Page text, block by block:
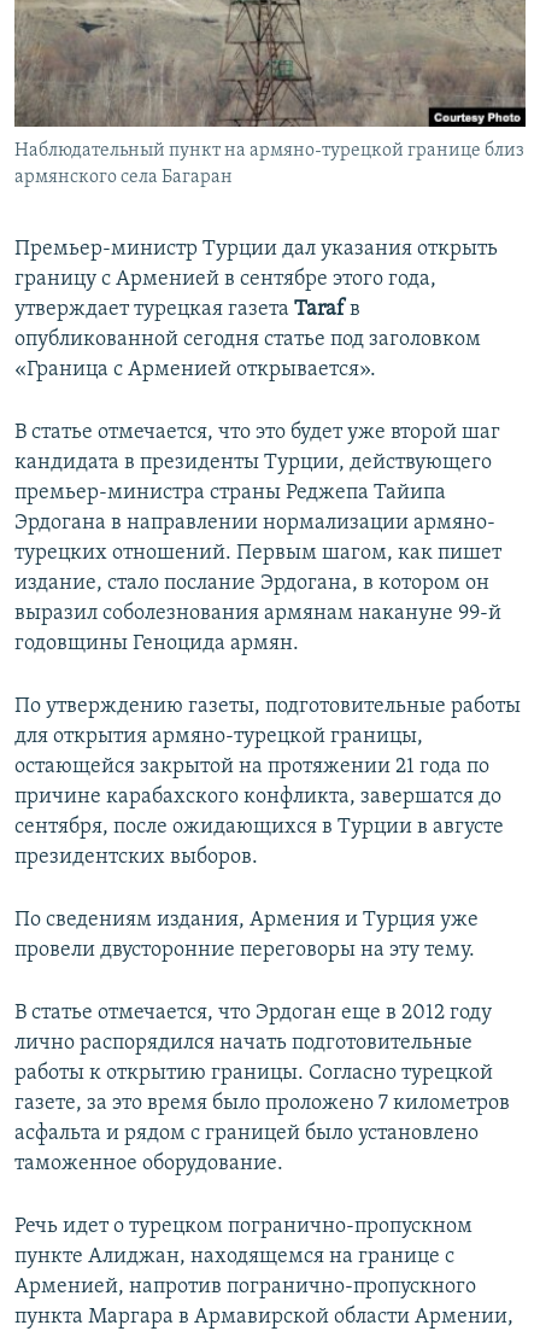
Հայերեն
English
Русский
Наблюдательный пункт на армяно-турецкой границе близ
армянского села Багаран
Премьер-министр Турции дал указания открыть
границу с Арменией в сентябре этого года,
утверждает турецкая газета Taraf в
опубликованной сегодня статье под заголовком
«Граница с Арменией открывается».
В статье отмечается, что это будет уже второй шаг
кандидата в президенты Турции, действующего
премьер-министра страны Реджепа Тайипа
Эрдогана в направлении нормализации армяно-
турецких отношений. Первым шагом, как пишет
издание, стало послание Эрдогана, в котором он
выразил соболезнования армянам накануне 99-й
годовщины Геноцида армян.
По утверждению газеты, подготовительные работы
для открытия армяно-турецкой границы,
остающейся закрытой на протяжении 21 года по
причине карабахского конфликта, завершатся до
сентября, после ожидающихся в Турции в августе
президентских выборов.
По сведениям издания, Армения и Турция уже
провели двусторонние переговоры на эту тему.
В статье отмечается, что Эрдоган еще в 2012 году
лично распорядился начать подготовительные
работы к открытию границы. Согласно турецкой
газете, за это время было проложено 7 километров
асфальта и рядом с границей было установлено
таможенное оборудование.
Речь идет о турецком погранично-пропускном
пункте Алиджан, находящемся на границе с
Арменией, напротив погранично-пропускного
пункта Маргара в Армавирской области Армении,